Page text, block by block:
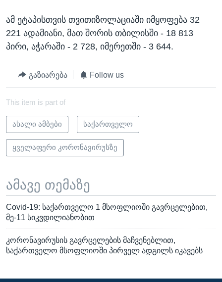
ამ ეტაპისთვის თვითიზოლაციაში იმყოფება 32
221 ადამიანი, მათ შორის თბილისში - 18 813
პირი, აჭარაში - 2 728, იმერეთში - 3 644.
გაზიარება Follow us
This item is part of
ახალი ამბები საქართველო
ყველაფერი კორონავირუსზე
ამავე თემაზე
Covid-19: საქართველო 1 მსოფლიოში გავრცელებით,
მე-11 სიკვდილიანობით
კორონავირუსის გავრცელების მაჩვენებლით,
საქართველო მსოფლიოში პირველ ადგილს იკავებს